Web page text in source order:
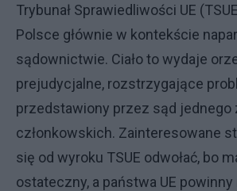
Trybunał Sprawiedliwości UE
Polsce głównie w kontekście
sądownictwie. Ciało to wydaje
prejudycjalne, rozstrzygające
przedstawiony przez sąd jednego
członkowskich. Zainteresowane
się od wyroku TSUE odwołać, bo
ostateczny, a państwa UE